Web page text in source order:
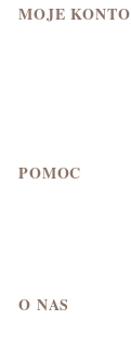
MOJE KONTO
POMOC
O NAS